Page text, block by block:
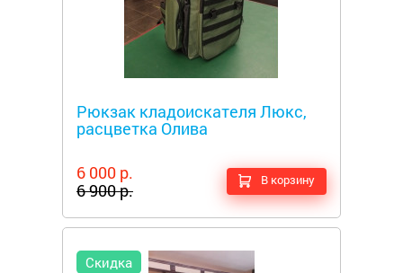
Рюкзак кладоискателя Люкс,
расцветка Олива
6 000 р.
6 900 р.
В корзину
Скидка